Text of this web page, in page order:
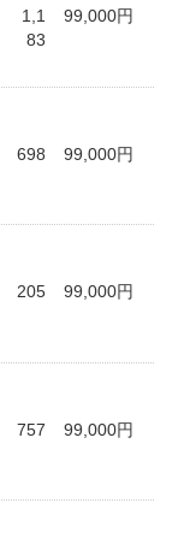
1,1
83
99,000円
698 99,000円
205 99,000円
757 99,000円